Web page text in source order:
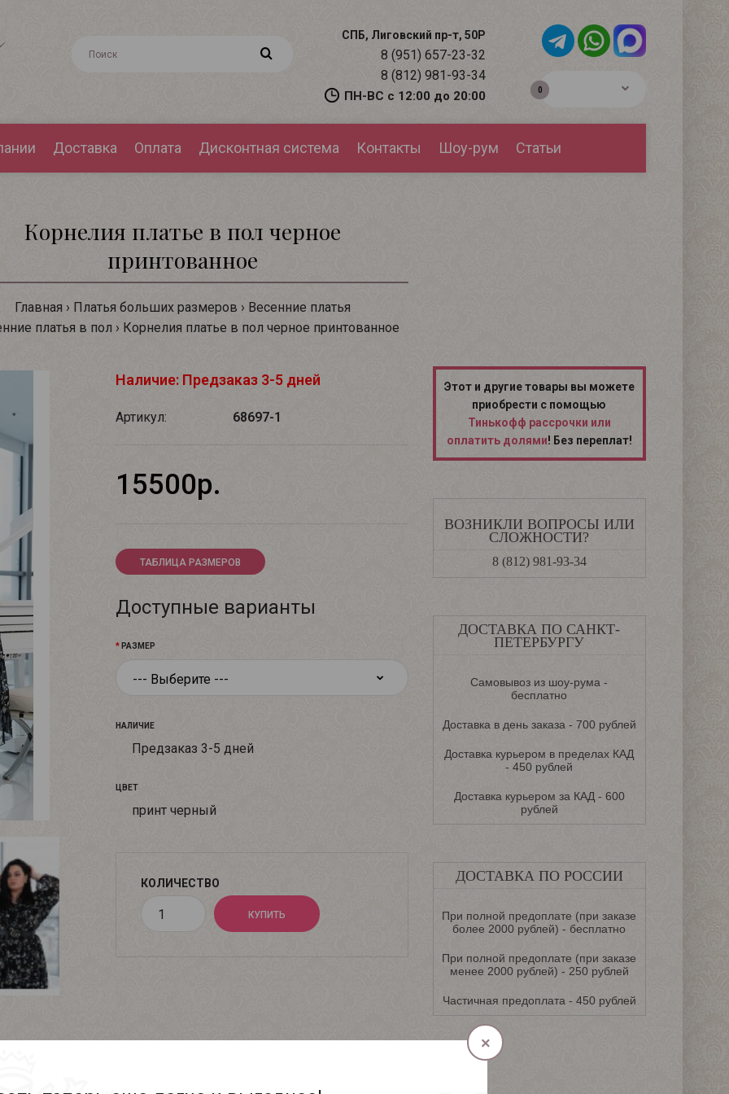
×
СПБ, Лиговский пр-т, 50Р
8 (951) 657-23-32
8 (812) 981-93-34
ПН-ВС с 12:00 до 20:00 0
Доставка Оплата Дисконтная система Контакты Шоу-рум Статьи
Корнелия платье в пол черное
принтованное
Главная Платья больших размеров
Весенние платья
платья в пол
Корнелия платье в пол черное принтованное
Наличие: Предзаказ 3-5 дней
Артикул: 68697-1
15500р.
ТАБЛИЦА РАЗМЕРОВ
Доступные варианты
РАЗМЕР
НАЛИЧИЕ
Предзаказ 3-5 дней
ЦВЕТ
принт черный
КОЛИЧЕСТВО
Этот и другие товары вы можете
приобрести с помощью
Тинькофф рассрочки или
оплатить долями! Без переплат!
ВОЗНИКЛИ ВОПРОСЫ ИЛИ
СЛОЖНОСТИ?
8 (812) 981-93-34
ДОСТАВКА ПО САНКТ-
ПЕТЕРБУРГУ
Самовывоз из шоу-рума -
бесплатно
Доставка в день заказа - 700 рублей
Доставка курьером в пределах КАД
- 450 рублей
Доставка курьером за КАД - 600
рублей
ДОСТАВКА ПО РОССИИ
При полной предоплате (при заказе
более 2000 рублей) - бесплатно
При полной предоплате (при заказе
менее 2000 рублей) - 250 рублей
Частичная предоплата - 450 рублей